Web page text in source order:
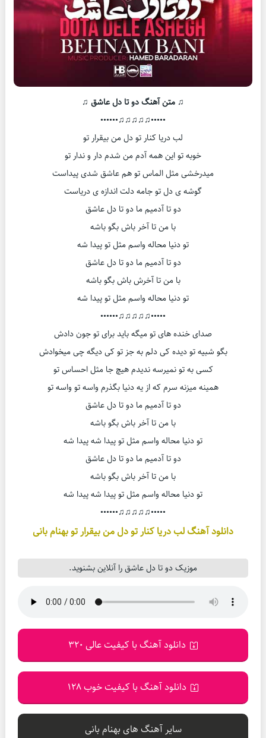
♫ متن آهنگ دو تا دل عاشق ♫
•••••♫♫♫♫♫••••••
لب دریا کنار تو دل من بیقرار تو
خوبه تو این همه آدم من شدم دار و ندار تو
میدرخشی مثل الماس تو هم عاشق شدی پیداست
گوشه ی دل تو جامه دلت اندازه ی دریاست
دو تا آدمیم ما دو تا دل عاشق
با من تا آخر باش بگو باشه
تو دنیا محاله واسم مثل تو پیدا شه
دو تا آدمیم ما دو تا دل عاشق
با من تا آخرش باش بگو باشه
تو دنیا محاله واسم مثل تو پیدا شه
•••••♫♫♫♫♫••••••
صدای خنده های تو میگه باید برای تو جون دادش
بگو شبیه تو دیده کی دلم به جز تو کی دیگه چی میخوادش
کسی به تو نمیرسه ندیدم هیچ جا مثل احساس تو
همینه میزنه سرم که از یه دنیا بگذرم واسه تو واسه تو
دو تا آدمیم ما دو تا دل عاشق
با من تا آخر باش بگو باشه
تو دنیا محاله واسم مثل تو پیدا شه پیدا شه
دو تا آدمیم ما دو تا دل عاشق
با من تا آخر باش بگو باشه
تو دنیا محاله واسم مثل تو پیدا شه پیدا شه
•••••♫♫♫♫♫••••••
دانلود آهنگ لب دریا کنار تو دل من بیقرار تو بهنام بانی
موزیک دو تا دل عاشق را آنلاین بشنوید.
دانلود آهنگ با کیفیت عالی 320
دانلود آهنگ با کیفیت خوب 128
سایر آهنگ های بهنام بانی